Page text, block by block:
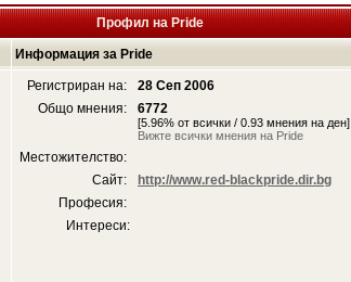
Профил на Pride
Информация за Pride
Регистриран на:
28 Сеп 2006
Общо мнения:
6772
[5.96% от всички / 0.93 мнения на ден]
Вижте всички мнения на Pride
Местожителство:
Сайт:
http://www.red-blackpride.dir.bg
Професия:
Интереси: